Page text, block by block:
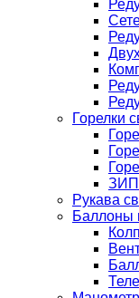
Горелки
Рукава
Баллоны